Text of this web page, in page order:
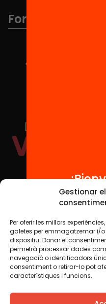
Gestionar el
Per oferir les millors
galetes per emmagatzemar i/
dispositiu. Donar el
permetrà processar dades
navegació o identificadors
consentiment o retirar-lo pot
característiques i funcions.
Formamos parte
Redes sociales
TWT YTB IG FB
Aviso legalPolítica de
Creemos que el